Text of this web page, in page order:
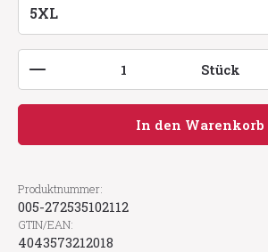
Produkt Anzahl: Gib den
Stück
In den Warenkorb
Produktnummer:
005-272535102112
GTIN/EAN:
4043573212018